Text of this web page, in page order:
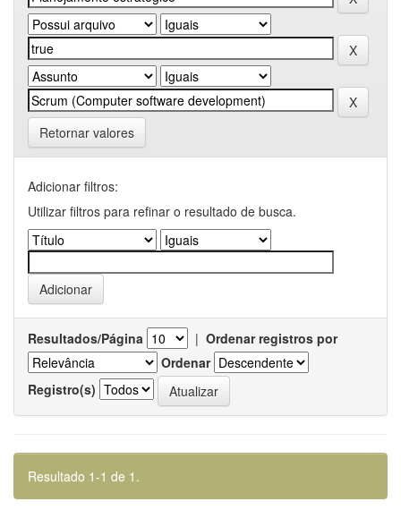
Retornar valores
Adicionar filtros:
Utilizar filtros para refinar o resultado de busca.
Resultados/Página | Ordenar registros por
Ordenar
Registro(s)
Resultado 1-1 de 1.